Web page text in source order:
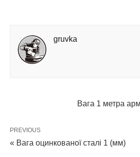
gruvka
Вага 1 метра
PREVIOUS
« Вага оцинкованої сталі 1 (мм)